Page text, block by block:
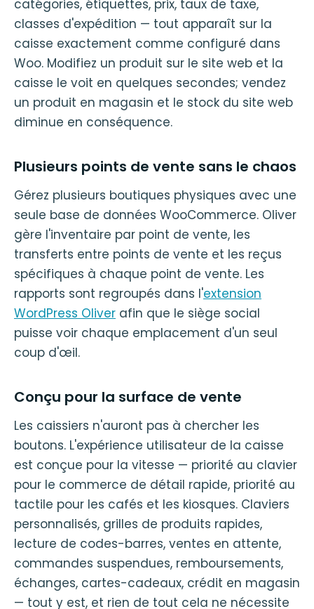
catégories, étiquettes, prix, taux de taxe,
classes d'expédition — tout apparaît sur la
caisse exactement comme configuré dans
Woo. Modifiez un produit sur le site web et la
caisse le voit en quelques secondes; vendez
un produit en magasin et le stock du site web
diminue en conséquence.
Plusieurs points de vente sans le chaos
Gérez plusieurs boutiques physiques avec une
seule base de données WooCommerce. Oliver
gère l'inventaire par point de vente, les
transferts entre points de vente et les reçus
spécifiques à chaque point de vente. Les
rapports sont regroupés dans l'extension
WordPress Oliver afin que le siège social
puisse voir chaque emplacement d'un seul
coup d'œil.
Conçu pour la surface de vente
Les caissiers n'auront pas à chercher les
boutons. L'expérience utilisateur de la caisse
est conçue pour la vitesse — priorité au clavier
pour le commerce de détail rapide, priorité au
tactile pour les cafés et les kiosques. Claviers
personnalisés, grilles de produits rapides,
lecture de codes-barres, ventes en attente,
commandes suspendues, remboursements,
échanges, cartes-cadeaux, crédit en magasin
— tout y est, et rien de tout cela ne nécessite